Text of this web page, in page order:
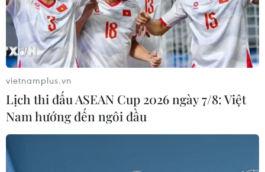
vietnamplus.vn
Lịch thi đấu ASEAN Cup 2026 ngày 7/8: Việt
Nam hướng đến ngôi đầu